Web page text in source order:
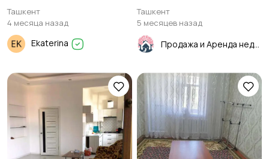
м²
Ташкент
4 месяца назад
Ekaterina
170м² 3,87 соток.
Ташкент
5 месяцев назад